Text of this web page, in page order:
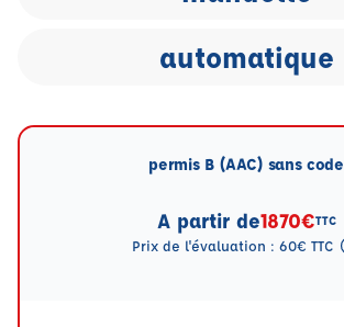
automatique
permis B (AAC) sans code
A partir de1870€TTC
Prix de l'évaluation : 60€ TTC